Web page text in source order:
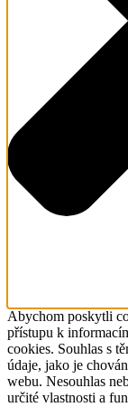
Abychom poskytli
přístupu k
cookies. Souhlas s
údaje, jako je
webu. Nesouhlas
určité vlastnosti a